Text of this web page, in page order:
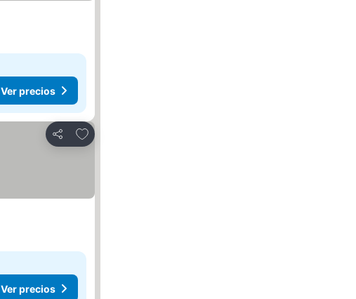
Ver precios
Compartir
Añadir a favoritos
Ver precios